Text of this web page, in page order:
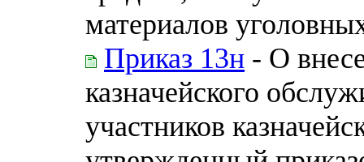
материалов
Приказ 13н - О
казначейского
участников